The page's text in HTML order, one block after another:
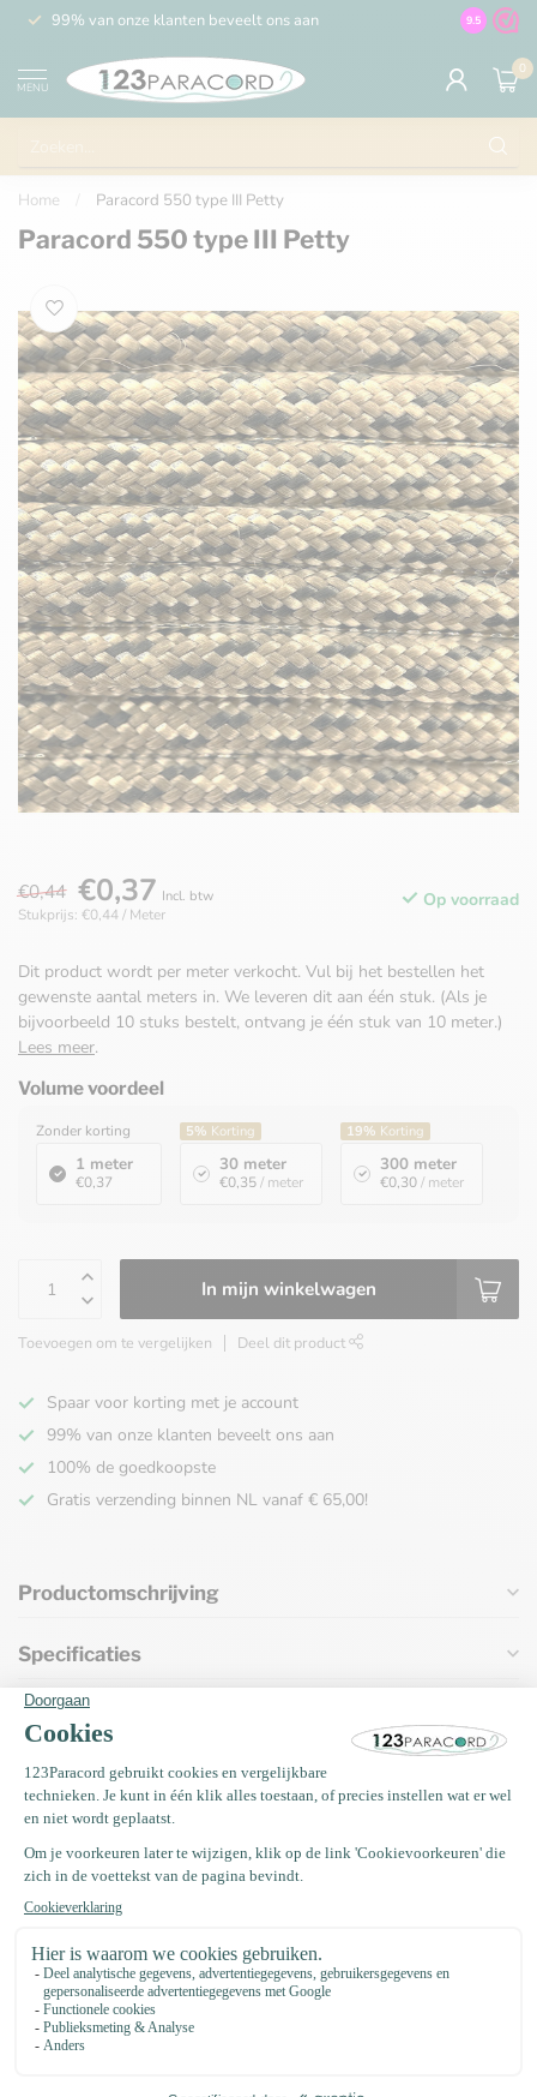
99% van onze klanten beveelt ons aan 100% de
9.5
MENU
0
Home Paracord 550 type III Petty
Paracord 550 type III Petty
€0,44 €0,37 Incl. btw
Stukprijs: €0,44 / Meter
Op voorraad
Dit product wordt per meter verkocht. Vul bij het bestellen het
gewenste aantal meters in. We leveren dit aan één stuk. (Als je
bijvoorbeeld 10 stuks bestelt, ontvang je één stuk van 10 meter.)
Lees meer.
Volume voordeel
Zonder korting
1 meter
€0,37
5% Korting
30 meter
€0,35/ meter
19% Korting
300 meter
€0,30/ meter
In mijn winkelwagen
Toevoegen om te vergelijken Deel dit product
Spaar voor korting met je account
99% van onze klanten beveelt ons aan
100% de goedkoopste
Gratis verzending binnen NL vanaf € 65,00!
Productomschrijving
Specificaties
Vaak samen gekocht met
Paracord naald 7,7CM Type III
Op voorraad
Kunststof buckle steeksluiting
Op voorraad
Op voorraad